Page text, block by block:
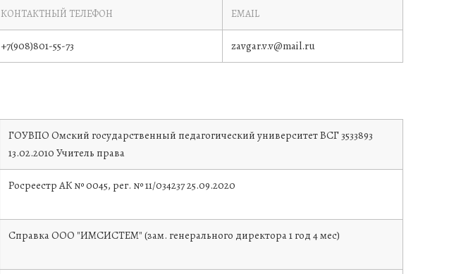
КОНТАКТНЫЙ ТЕЛЕФОН EMAIL
+7(908)801-55-73 zavgar.v.v@mail.ru
ГОУВПО Омский государственный педагогический университетВСГ 3533893
13.02.2010 Учитель права
РосреестрАК № 0045, рег. № 11/03423725.09.2020
Справка ООО "ИМСИСТЕМ" (зам. генерального директора 1 год 4 мес)